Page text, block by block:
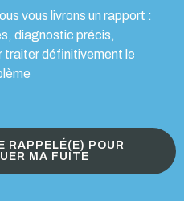
vous livrons un rapport :
diagnostic précis,
traiter définitivement le
RAPPELÉ(E) POUR
MA FUITE